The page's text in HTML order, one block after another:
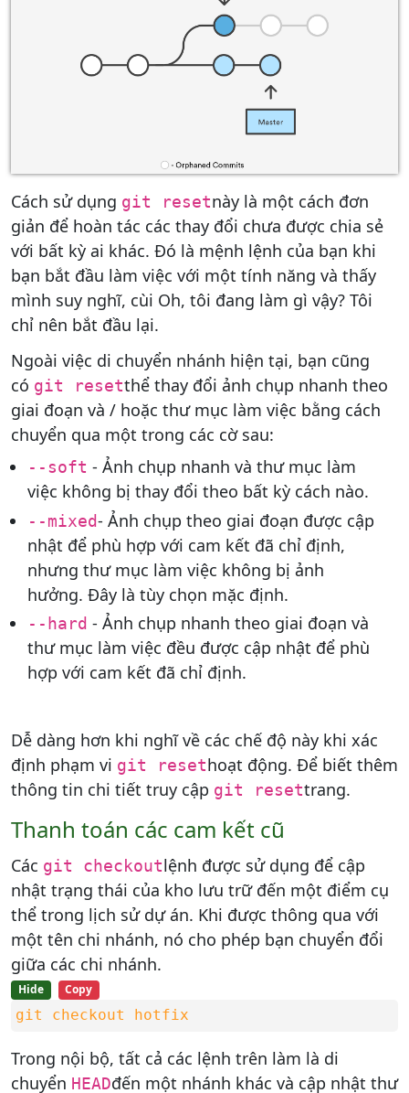
Cách sử dụng git resetnày là một cách đơn
giản để hoàn tác các thay đổi chưa được chia sẻ
với bất kỳ ai khác. Đó là mệnh lệnh của bạn khi
bạn bắt đầu làm việc với một tính năng và thấy
mình suy nghĩ, cùi Oh, tôi đang làm gì vậy? Tôi
chỉ nên bắt đầu lại.
Ngoài việc di chuyển nhánh hiện tại, bạn cũng
có git resetthể thay đổi ảnh chụp nhanh theo
giai đoạn và / hoặc thư mục làm việc bằng cách
chuyển qua một trong các cờ sau:
--soft - Ảnh chụp nhanh và thư mục làm
việc không bị thay đổi theo bất kỳ cách nào.
--mixed- Ảnh chụp theo giai đoạn được cập
nhật để phù hợp với cam kết đã chỉ định,
nhưng thư mục làm việc không bị ảnh
hưởng. Đây là tùy chọn mặc định.
--hard - Ảnh chụp nhanh theo giai đoạn và
thư mục làm việc đều được cập nhật để phù
hợp với cam kết đã chỉ định.
Dễ dàng hơn khi nghĩ về các chế độ này khi xác
định phạm vi git resethoạt động. Để biết thêm
thông tin chi tiết truy cập git resettrang.
Thanh toán các cam kết cũ
Các git checkoutlệnh được sử dụng để cập
nhật trạng thái của kho lưu trữ đến một điểm cụ
thể trong lịch sử dự án. Khi được thông qua với
một tên chi nhánh, nó cho phép bạn chuyển đổi
giữa các chi nhánh.
Hide Copy
git checkout hotfix
Trong nội bộ, tất cả các lệnh trên làm là di
chuyển HEADđến một nhánh khác và cập nhật thư